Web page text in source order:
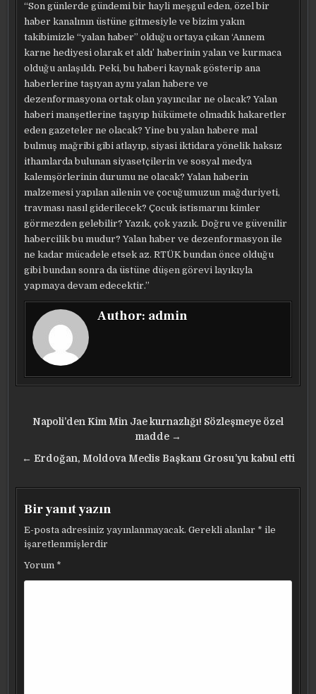
“Son günlerde gündemi bir hayli meşgul eden, özel bir
haber kanalının üstüne gitmesiyle ve bizim yakın
takibimizle “yalan haber” olduğu ortaya çıkan ‘Annem
karne hediyesi olarak et aldı’ haberinin yalan ve kurmaca
olduğu anlaşıldı. Peki, bu haberi kaynak gösterip ana
haberlerine taşıyan aynı yalan habere ve
dezenformasyona ortak olan yayıncılar ne olacak? Yalan
haberi manşetlerine taşıyıp hükümete olmadık hakaretler
eden gazeteler ne olacak? Yine bu yalan habere mal
bulmuş mağribi gibi atlayıp, siyasi iktidara yönelik haksız
ithamlarda bulunan siyasetçilerin ve sosyal medya
kalemşörlerinin durumu ne olacak? Yalan haberin
malzemesi yapılan ailenin ve çocuğumuzun mağduriyeti,
travması nasıl giderilecek? Çocuk istismarını kimler
görmezden gelebilir? Yazık, çok yazık. Doğru ve güvenilir
habercilik bu mudur? Yalan haber ve dezenformasyon ile
ne kadar mücadele etsek az. RTÜK bundan önce olduğu
gibi bundan sonra da üstüne düşen görevi layıkıyla
yapmaya devam edecektir.”
Author: admin
Yazı
Napoli’den Kim Min Jae kurnazlığı! Sözleşmeye özel
madde →
← Erdoğan, Moldova Meclis Başkanı Grosu’yu kabul etti
Bir yanıt yazın
E-posta adresiniz yayınlanmayacak. Gerekli alanlar * ile
işaretlenmişlerdir
Yorum *